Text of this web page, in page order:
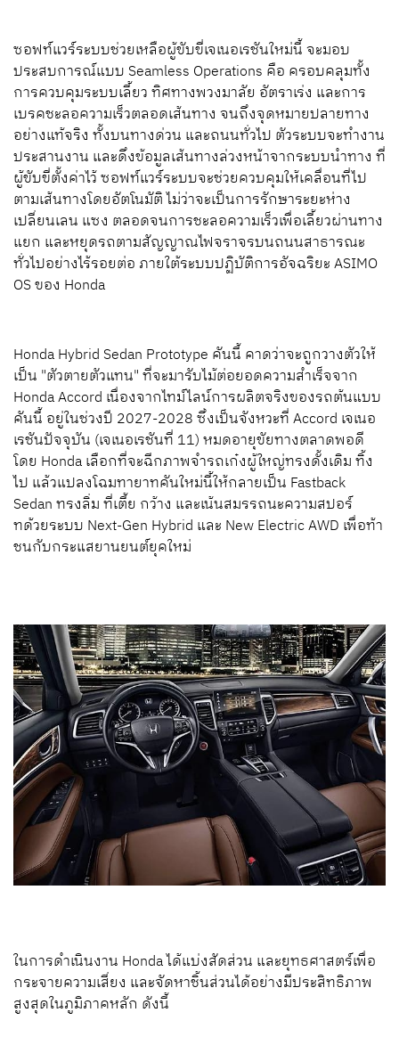
ซอฟท์แวร์ระบบช่วยเหลือผู้ขับขี่เจเนอเรชันใหม่นี้ จะมอบ
ประสบการณ์แบบ Seamless Operations คือ ครอบคลุมทั้ง
การควบคุมระบบเลี้ยว ทิศทางพวงมาลัย อัตราเร่ง และการ
เบรคชะลอความเร็วตลอดเส้นทาง จนถึงจุดหมายปลายทาง
อย่างแท้จริง ทั้งบนทางด่วน และถนนทั่วไป ตัวระบบจะทำงาน
ประสานงาน และดึงข้อมูลเส้นทางล่วงหน้าจากระบบนำทาง ที่
ผู้ขับขี่ตั้งค่าไว้ ซอฟท์แวร์ระบบจะช่วยควบคุมให้เคลื่อนที่ไป
ตามเส้นทางโดยอัตโนมัติ ไม่ว่าจะเป็นการรักษาระยะห่าง
เปลี่ยนเลน แซง ตลอดจนการชะลอความเร็วเพื่อเลี้ยวผ่านทาง
แยก และหยุดรถตามสัญญาณไฟจราจรบนถนนสาธารณะ
ทั่วไปอย่างไร้รอยต่อ ภายใต้ระบบปฏิบัติการอัจฉริยะ ASIMO
OS ของ Honda
Honda Hybrid Sedan Prototype คันนี้ คาดว่าจะถูกวางตัวให้
เป็น "ตัวตายตัวแทน" ที่จะมารับไม้ต่อยอดความสำเร็จจาก
Honda Accord เนื่องจากไทม์ไลน์การผลิตจริงของรถต้นแบบ
คันนี้ อยู่ในช่วงปี 2027-2028 ซึ่งเป็นจังหวะที่ Accord เจเนอ
เรชันปัจจุบัน (เจเนอเรชันที่ 11) หมดอายุขัยทางตลาดพอดี
โดย Honda เลือกที่จะฉีกภาพจำรถเก๋งผู้ใหญ่ทรงดั้งเดิม ทิ้ง
ไป แล้วแปลงโฉมทายาทคันใหม่นี้ให้กลายเป็น Fastback
Sedan ทรงลิ่ม ที่เตี้ย กว้าง และเน้นสมรรถนะความสปอร์
ทด้วยระบบ Next-Gen Hybrid และ New Electric AWD เพื่อท้า
ชนกับกระแสยานยนต์ยุคใหม่
ในการดำเนินงาน Honda ได้แบ่งสัดส่วน และยุทธศาสตร์เพื่อ
กระจายความเสี่ยง และจัดหาชิ้นส่วนได้อย่างมีประสิทธิภาพ
สูงสุดในภูมิภาคหลัก ดังนี้